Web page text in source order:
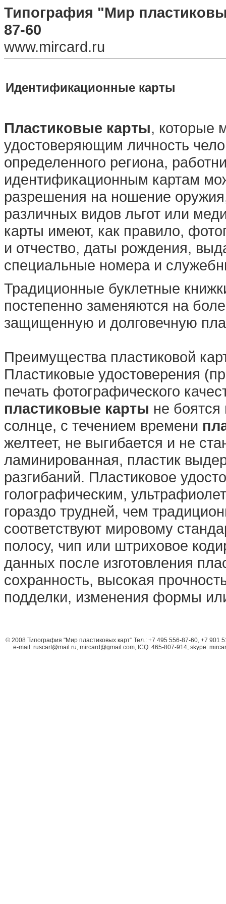
Типография "Мир
87-60
www.mircard.ru
Идентификационные карты
Пластиковые карты, которые
удостоверяющим личность
определенного региона,
идентификационным картам
разрешения на ношение
различных видов льгот или
карты имеют, как правило,
и отчество, даты рождения,
специальные номера и
Традиционные буклетные
постепенно заменяются на
защищенную и долговечную
Преимущества пластиковой
Пластиковые удостоверения
печать фотографического
пластиковые карты не
солнце, с течением времени
желтеет, не выгибается и не
ламинированная, пластик
разгибаний. Пластиковое
голографическим,
гораздо трудней, чем
соответствуют мировому
полосу, чип или штриховое
данных после изготовления
сохранность, высокая
подделки, изменения формы
© 2008 Типография "Мир пластиковых карт" Тел.: +7 495 556-87-60, +7 901
e-mail: ruscart@mail.ru, mircard@gmail.com, ICQ: 465-807-914, skype: